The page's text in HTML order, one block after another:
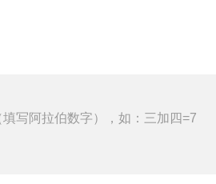
写阿拉伯数字），如：三加四=7